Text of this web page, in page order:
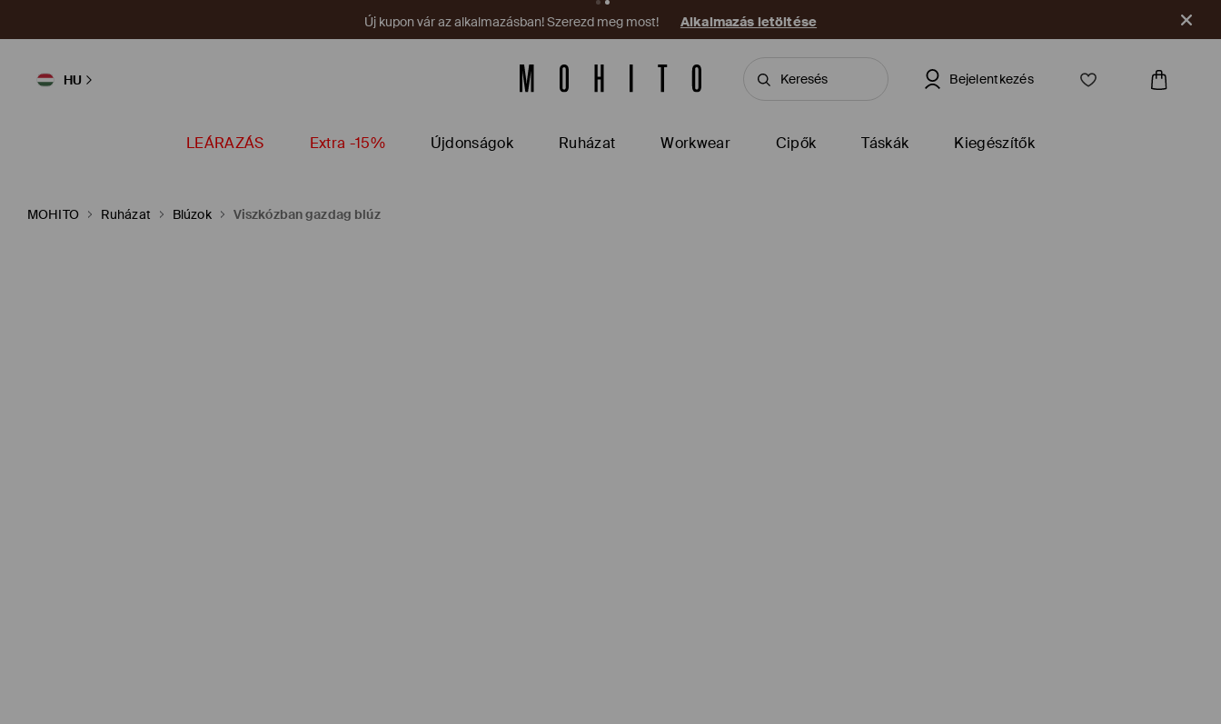
Új kupon vár az alkalmazásban! Szerezd meg most! Alkalmazás letöltése
HU Bejelentkezés
LEÁRAZÁS Extra -15% Újdonságok Ruházat Workwear Cipők Táskák Kiegészítők
MOHITO Ruházat Blúzok Viszkózban gazdag blúz